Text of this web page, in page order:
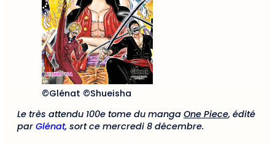
©Glénat ©Shueisha
Le très attendu 100e tome du manga One Piece, édité
par Glénat, sort ce mercredi 8 décembre.